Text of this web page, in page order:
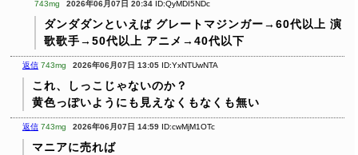
743mg 2026年06月07日 20:34 ID:QyMDI5NDc
ダンダダンといえば グレートマジンガー→60代以上 演
歌歌手→50代以上 アニメ→40代以下
返信 743mg 2026年06月07日 13:05 ID:YxNTUwNTA
これ、しっこじゃないのか？
黄色っぽいようにも見えなくもなくも無い
返信 743mg 2026年06月07日 14:59 ID:cwMjM1OTc
マニアに売れば